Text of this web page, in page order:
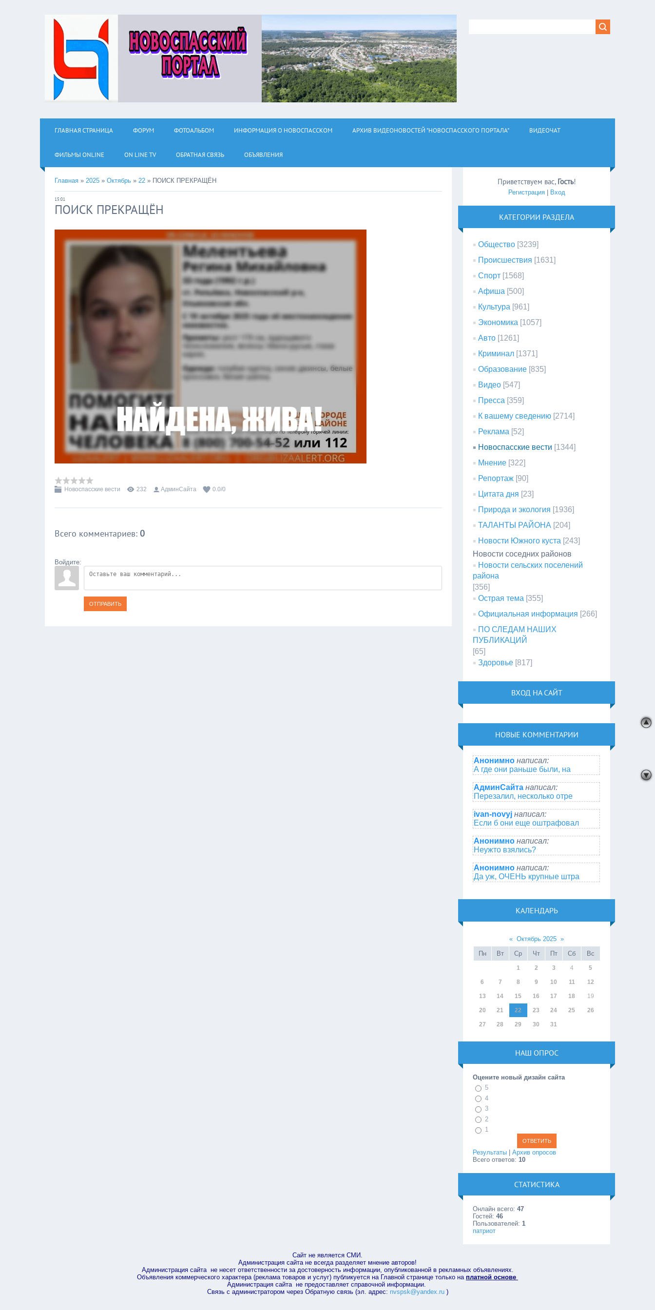
ГЛАВНАЯ СТРАНИЦА ФОРУМ ФОТОАЛЬБОМ ИНФОРМАЦИЯ О НОВОСПАССКОМ АРХИВ ВИДЕОНОВОСТЕЙ "НОВОСПАССКОГО ПОРТАЛА" ВИДЕОЧАТ
ФИЛЬМЫ ОNLINE ON LINE TV ОБРАТНАЯ СВЯЗЬ ОБЪЯВЛЕНИЯ
Главная » 2025 » Октябрь » 22 » ПОИСК ПРЕКРАЩЁН
15:01
ПОИСК ПРЕКРАЩЁН
Новоспасские вести 232 АдминСайта 0.0/0
Всего комментариев: 0
Войдите:
ОТПРАВИТЬ
Приветствуем вас, Гость!
Регистрация| Вход
КАТЕГОРИИ РАЗДЕЛА
Общество [3239]
Происшествия [1631]
Спорт [1568]
Афиша [500]
Культура [961]
Экономика [1057]
Авто [1261]
Криминал [1371]
Образование [835]
Видео [547]
Пресса [359]
К вашему сведению [2714]
Реклама [52]
Новоспасские вести [1344]
Мнение [322]
Репортаж [90]
Цитата дня [23]
Природа и экология [1936]
ТАЛАНТЫ РАЙОНА [204]
Новости Южного куста [243]
Новости соседних районов
Новости сельских поселений
района
[356]
Острая тема [355]
Официальная информация [266]
ПО СЛЕДАМ НАШИХ
ПУБЛИКАЦИЙ
[65]
Здоровье [817]
ВХОД НА САЙТ
НОВЫЕ КОММЕНТАРИИ
Анонимно написал:
А где они раньше были, на
АдминСайта написал:
Перезалил, несколько отре
ivan-novyj написал:
Если б они еще оштрафовал
Анонимно написал:
Неужто взялись?
Анонимно написал:
Да уж, ОЧЕНЬ крупные штра
КАЛЕНДАРЬ
« Октябрь 2025 »
Пн
Вт Ср Чт Пт Сб Вс
1 2 3 4 5
6 7 8 9 10 11 12
13 14 15 16 17 18 19
20 21 22 23 24 25 26
27 28 29 30 31
НАШ ОПРОС
Оцените новый дизайн сайта
5
4
3
2
1
Результаты |Архив опросов
Всего ответов: 10
СТАТИСТИКА
Онлайн всего:47
Гостей:46
Пользователей: 1
патриот
Сайт не является СМИ.
Администрация сайта не всегда разделяет мнение авторов!
Администрация сайта не несет ответственности за достоверность информации, опубликованной в рекламных объявлениях.
Объявления коммерческого характера (реклама товаров и услуг) публикуется на Главной странице только на платной основе
Администрация сайта не предоставляет справочной информации.
Связь с администратором через Обратную связь (эл. адрес: nvspsk@yandex.ru)